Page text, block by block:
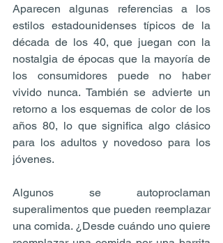
Aparecen algunas referencias a los
estilos estadounidenses típicos de la
década de los 40, que juegan con la
nostalgia de épocas que la mayoría de
los consumidores puede no haber
vivido nunca. También se advierte un
retorno a los esquemas de color de los
años 80, lo que significa algo clásico
para los adultos y novedoso para los
jóvenes.
Algunos se autoproclaman
superalimentos que pueden reemplazar
una comida. ¿Desde cuándo uno quiere